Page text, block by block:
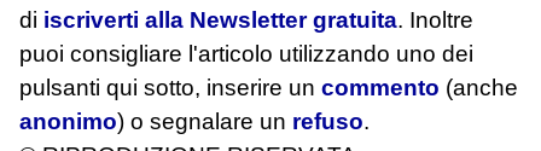
di iscriverti alla Newsletter gratuita. Inoltre
puoi consigliare l'articolo utilizzando uno dei
pulsanti qui sotto, inserire un commento (anche
anonimo) o segnalare un refuso.